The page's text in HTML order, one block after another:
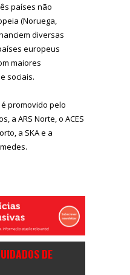
países não
(Noruega,
diversas
europeus
maiores
sociais.
é promovido pelo
a ARS Norte, o ACES
a SKA e a
DE